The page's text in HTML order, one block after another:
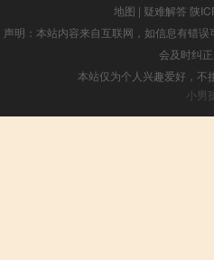
地图 | 疑难解答 陕
声明：本站内容来自互联网，如信息有错
会及时纠
本站仅为个人兴趣爱好，不
小男